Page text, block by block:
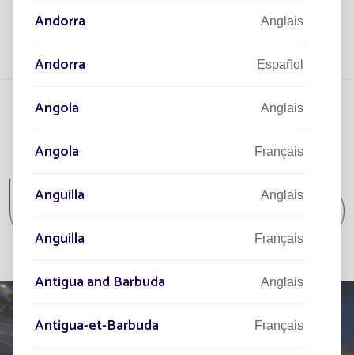
Lire la suite
Tous les projets Collectivité / Point isolé /
Andorra Anglais
Andorra Español
Angola Anglais
Angola Français
Anguilla Anglais
Anguilla Français
Antigua and Barbuda Anglais
Antigua-et-Barbuda Français